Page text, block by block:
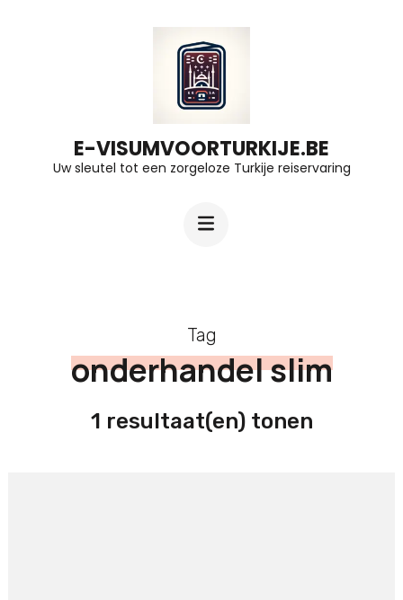
E-VISUMVOORTURKIJE.BE
Uw sleutel tot een zorgeloze Turkije reiservaring
Tag
onderhandel slim
1 resultaat(en) tonen